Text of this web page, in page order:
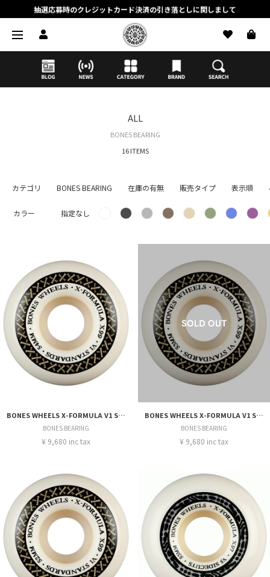
抽選応募時のクレジットカード決済の引き落としに関しまして
【応募前に必ずお読みください】抽選応募に関する注意事項
MORTAR ONLINE STOREの会員に関しまして
ALL
BONES BEARING
16 ITEMS
カテゴリ BONES BEARING 在庫の有無 販売タイプ 表示順
カラー 指定なし
BONES WHEELS X-FORMULA V1 STANDARDS 99A 54MM
BONES BEARING
¥ 9,680 inc tax
BONES WHEELS X-FORMULA V1 STANDARDS 99A 53MM
BONES BEARING
¥ 9,680 inc tax